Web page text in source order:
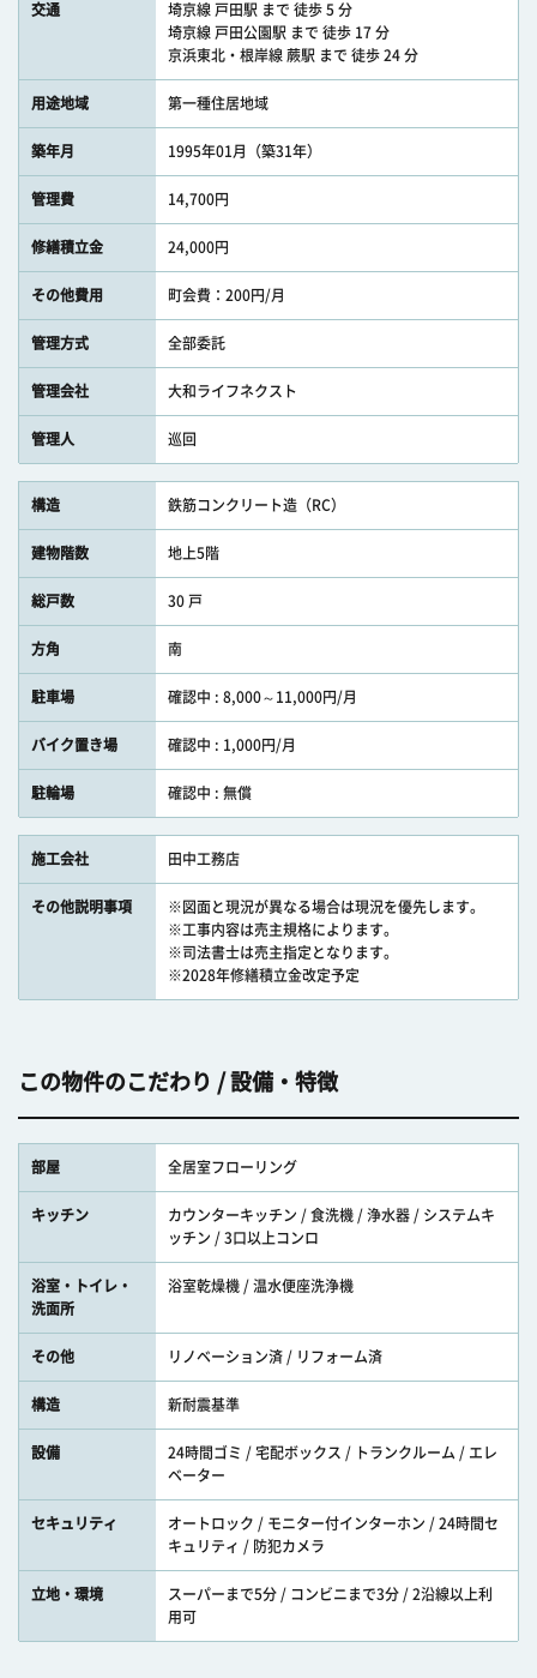
交通
埼京線 戸田駅 まで 徒歩 5 分
埼京線 戸田公園駅 まで 徒歩 17 分
京浜東北・根岸線 蕨駅 まで 徒歩 24 分
用途地域 第一種住居地域
築年月 1995年01月（築31年）
管理費 14,700円
修繕積立金 24,000円
その他費用 町会費：200円/月
管理方式 全部委託
管理会社 大和ライフネクスト
管理人 巡回
構造 鉄筋コンクリート造（RC）
建物階数 地上5階
総戸数 30 戸
方角 南
駐車場 確認中 : 8,000～11,000円/月
バイク置き場 確認中 : 1,000円/月
駐輪場 確認中 : 無償
施工会社 田中工務店
その他説明事項
※図面と現況が異なる場合は現況を優先します。
※工事内容は売主規格によります。
※司法書士は売主指定となります。
※2028年修繕積立金改定予定
この物件のこだわり / 設備・特徴
部屋 全居室フローリング
キッチン
カウンターキッチン / 食洗機 / 浄水器 / システムキ
ッチン / 3口以上コンロ
浴室・トイレ・
洗面所
浴室乾燥機 / 温水便座洗浄機
その他 リノベーション済 / リフォーム済
構造 新耐震基準
設備
24時間ゴミ / 宅配ボックス / トランクルーム / エレ
ベーター
セキュリティ
オートロック / モニター付インターホン / 24時間セ
キュリティ / 防犯カメラ
立地・環境
スーパーまで5分 / コンビニまで3分 / 2沿線以上利
用可